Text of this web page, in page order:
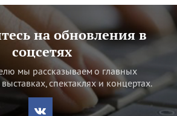
на обновления в
соцсетях
мы рассказываем о главных
спектаклях и концертах.